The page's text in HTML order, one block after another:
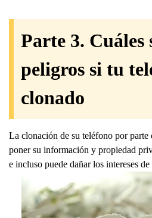
Parte 3. Cuáles
peligros si tu
clonado
La clonación de su teléfono por
poner su información y propiedad
e incluso puede dañar los intereses de